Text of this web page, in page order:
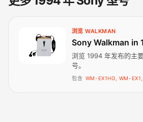
浏览 WALKMAN
Sony Walkman in
浏览 1994 年发布的主
号。
包含 WM-EX1HG, WM-